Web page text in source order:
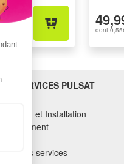
dont
SERVICES PULSAT
Livraison et Installation
Financement
Tous nos services